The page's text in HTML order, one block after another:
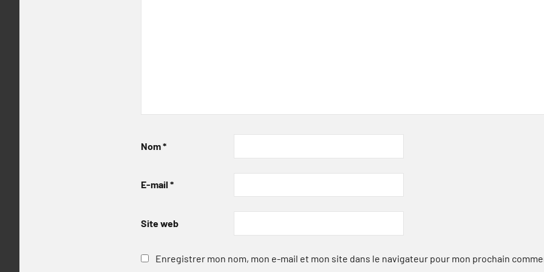
Nom*
E-mail *
Site web
Enregistrer mon nom, mon e-mail et mon site dans le navigateur pour mon prochain